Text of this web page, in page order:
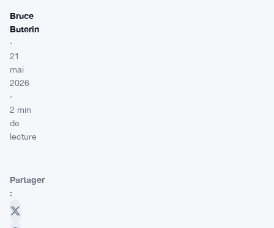
Bruce
Buterin
·
21
mai
2026
·
2 min
de
lecture
Partager
: